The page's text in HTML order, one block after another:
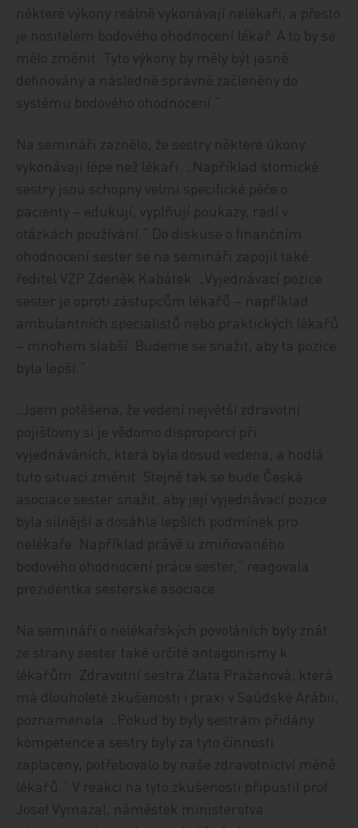
některé výkony reálně vykonávají nelékaři, a přesto
je nositelem bodového ohodnocení lékař. A to by se
mělo změnit. Tyto výkony by měly být jasně
definovány a následně správně začleněny do
systému bodového ohodnocení.“
Na semináři zaznělo, že sestry některé úkony
vykonávají lépe než lékaři. „Například stomické
sestry jsou schopny velmi specifické péče o
pacienty – edukují, vyplňují poukazy, radí v
otázkách používání.“ Do diskuse o finančním
ohodnocení sester se na semináři zapojil také
ředitel VZP Zdeněk Kabátek: „Vyjednávací pozice
sester je oproti zástupcům lékařů – například
ambulantních specialistů nebo praktických lékařů
– mnohem slabší. Budeme se snažit, aby ta pozice
byla lepší.“
„Jsem potěšena, že vedení největší zdravotní
pojišťovny si je vědomo disproporcí při
vyjednáváních, která byla dosud vedena, a hodlá
tuto situaci změnit. Stejně tak se bude Česká
asociace sester snažit, aby její vyjednávací pozice
byla silnější a dosáhla lepších podmínek pro
nelékaře. Například právě u zmiňovaného
bodového ohodnocení práce sester,“ reagovala
prezidentka sesterské asociace.
Na semináři o nelékařských povoláních byly znát
ze strany sester také určité antagonismy k
lékařům. Zdravotní sestra Zlata Pražanová, která
má dlouholeté zkušenosti i praxi v Saúdské Arábii,
poznamenala: „Pokud by byly sestrám přidány
kompetence a sestry byly za tyto činnosti
zaplaceny, potřebovalo by naše zdravotnictví méně
lékařů.“ V reakci na tyto zkušenosti připustil prof.
Josef Vymazal, náměstek ministerstva